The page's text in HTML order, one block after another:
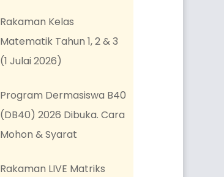
Rakaman Kelas
Matematik Tahun 1, 2 & 3
(1 Julai 2026)
Program Dermasiswa B40
(DB40) 2026 Dibuka. Cara
Mohon & Syarat
Rakaman LIVE Matriks